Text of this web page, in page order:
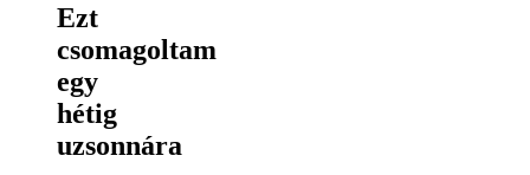
Ezt
csomagoltam
egy
hétig
uzsonnára